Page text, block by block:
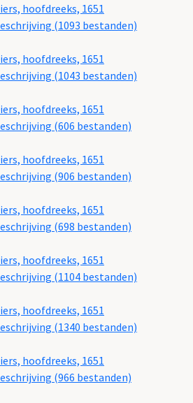
hoofdreeks, 1651
(1093 bestanden)
hoofdreeks, 1651
(1043 bestanden)
hoofdreeks, 1651
(606 bestanden)
hoofdreeks, 1651
(906 bestanden)
hoofdreeks, 1651
(698 bestanden)
hoofdreeks, 1651
(1104 bestanden)
hoofdreeks, 1651
(1340 bestanden)
hoofdreeks, 1651
(966 bestanden)